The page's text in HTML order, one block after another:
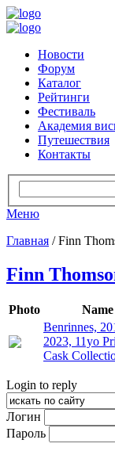
Новости
Форум
Каталог
Рейтинги
Фестиваль
Академия
Путешествия
Контакты
Меню
Главная / Finn
Finn
Photo Name
Benrinnes,
2023, 11yo
Cask
Login to reply
Логин
Пароль